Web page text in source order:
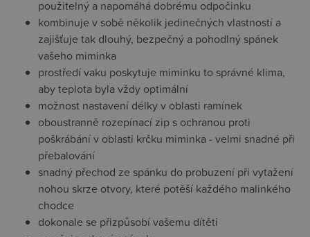
použitelný a napomáhá dobrému odpočinku
kombinuje v sobě několik jedinečných vlastností a
zajišťuje tak dlouhý, bezpečný a pohodlný spánek
vašeho miminka
prostředí vaku poskytuje miminku to správné klima,
aby teplota byla vždy optimální
možnost nastavení délky v oblasti ramínek
oboustranně rozepínací zip s ochranou proti
poškrábání v oblasti krčku miminka - velmi snadné při
přebalování
snadný přechod ze spánku do probuzení při vytažení
nohou skrze otvory, které potěší každého malinkého
chodce
dokonale se přizpůsobí vašemu dítěti